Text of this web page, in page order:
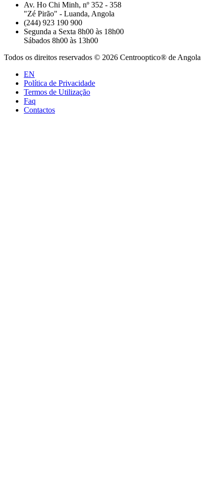
Av. Ho Chi Minh, nº 352 - 358
"Zé Pirão" - Luanda, Angola
(244) 923 190 900
Segunda a Sexta 8h00 às 18h00
Sábados 8h00 às 13h00
Todos os direitos reservados © 2026 Centrooptico® de Angola
EN
Política de Privacidade
Termos de Utilização
Faq
Contactos